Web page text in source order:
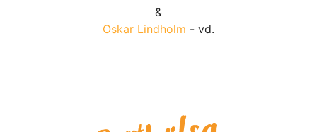
&
Oskar Lindholm - vd.